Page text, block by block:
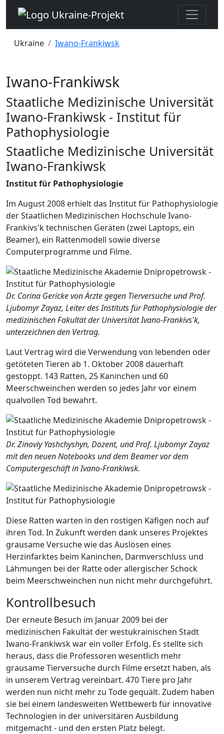
Ukraine Iwano-Frankiwsk
Iwano-Frankiwsk
Staatliche Medizinische Universität
Iwano-Frankiwsk - Institut für
Pathophysiologie
Staatliche Medizinische Universität
Iwano-Frankiwsk
Institut für Pathophysiologie
Im August 2008 erhielt das Institut für Pathophysiologie
der Staatlichen Medizinischen Hochschule Ivano-
Frankivs'k technischen Geräten (zwei Laptops, ein
Beamer), ein Rattenmodell sowie diverse
Computerprogramme und Filme.
Dr. Corina Gericke von Ärzte gegen Tierversuche und Prof.
Ljubomyr Zayaz, Leiter des Instituts für Pathophysiologie der
medizinischen Fakultät der Universität Ivano-Frankivs'k,
unterzeichnen den Vertrag.
Laut Vertrag wird die Verwendung von lebenden oder
getöteten Tieren ab 1. Oktober 2008 dauerhaft
gestoppt. 143 Ratten, 25 Kaninchen und 60
Meerschweinchen werden so jedes Jahr vor einem
qualvollen Tod bewahrt.
Dr. Zinoviy Yashchyshyn, Dozent, und Prof. Ljubomyr Zayaz
mit den neuen Notebooks und dem Beamer vor dem
Computergeschäft in Ivano-Frankiwsk.
Diese Ratten warten in den rostigen Käfigen noch auf
ihren Tod. In Zukunft werden dank unseres Projektes
grausame Versuche wie das Auslösen eines
Herzinfarktes beim Kaninchen, Darmverschluss und
Lähmungen bei der Ratte oder allergischer Schock
beim Meerschweinchen nun nicht mehr durchgeführt.
Kontrollbesuch
Der erneute Besuch im Januar 2009 bei der
medizinischen Fakultät der westukrainischen Stadt
Iwano-Frankiwsk war ein voller Erfolg. Es stellte sich
heraus, dass die Professoren wesentlich mehr
grausame Tierversuche durch Filme ersetzt haben, als
in unserem Vertrag vereinbart. 470 Tiere pro Jahr
werden nun nicht mehr zu Tode gequält. Zudem haben
sie bei einem landesweiten Wettbewerb für innovative
Technologien in der universitären Ausbildung
mitgemacht - und den ersten Platz belegt.